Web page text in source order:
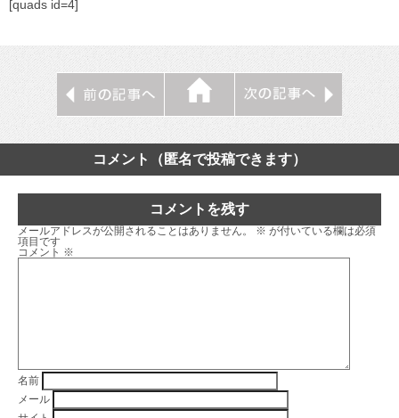
[quads id=4]
コメント（匿名で投稿できます）
コメントを残す
メールアドレスが公開されることはありません。 ※ が付いている欄は必須
項目です
コメント ※
名前
メール